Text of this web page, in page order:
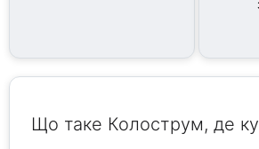
Що таке Колострум, де